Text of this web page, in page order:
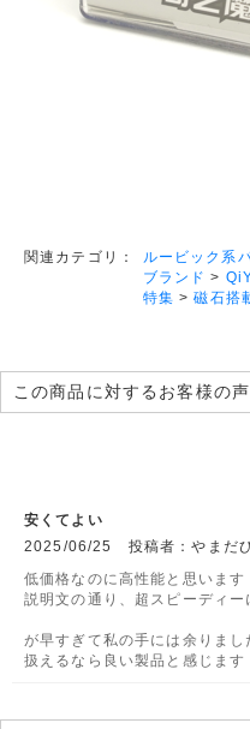
関連カテゴリ： ルービック系
ブランド >
特集 >磁石搭
この商品に対するお客様の声
安くてよい
2025/06/25 投稿者：やまだ
低価格なのに高性能と思います
説明文の通り、超スピーディー
が早すぎて私の手には余りまし
扱えるなら良い製品と感じます